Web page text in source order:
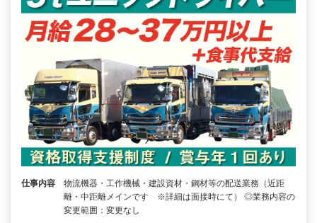
仕事内容
物流機器・工作機械・建設資材・鋼材等の配送業務（近距
離・中距離メインです ※詳細は面接時にて） ◎業務内容の
変更範囲：変更なし